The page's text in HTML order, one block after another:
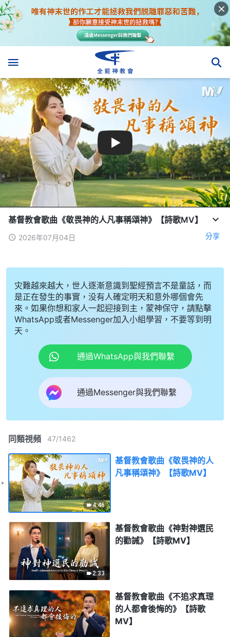
基督教會歌曲《敬畏神的人凡事稱頌神》【詩歌MV】
2026年07月04日 分享
灾難越來越大，世人逐漸意識到聖經預言不是童話，而
是正在發生的事實，没有人確定明天和意外哪個會先
來。如果你想和家人一起迎接到主，蒙神保守，請點擊
WhatsApp或者Messenger加入小組學習，不要等到明
天。
通過WhatsApp與我們聯繫
通過Messenger與我們聯繫
同類視頻 47/1462
4:46
基督教會歌曲《敬畏神的人
凡事稱頌神》【詩歌MV】
2:33
基督教會歌曲《神對神選民
的勸誡》【詩歌MV】
基督教會歌曲《不追求真理
的人都會後悔的》【詩歌
MV】